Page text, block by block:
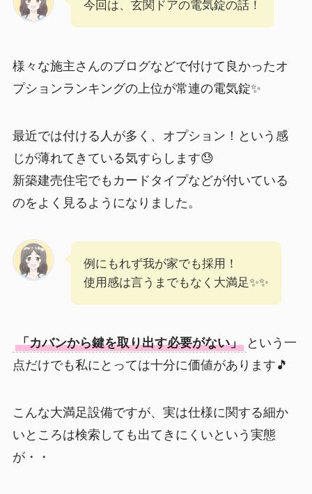
今回は、玄関ドアの電気錠の話！
様々な施主さんのブログなどで付けて良かったオ
プションランキングの上位が常連の電気錠✨
最近では付ける人が多く、オプション！という感
じが薄れてきている気すらします😓
新築建売住宅でもカードタイプなどが付いている
のをよく見るようになりました。
例にもれず我が家でも採用！
使用感は言うまでもなく大満足✨✨
「カバンから鍵を取り出す必要がない」 という一
点だけでも私にとっては十分に価値があります🎵
こんな大満足設備ですが、実は仕様に関する細か
いところは検索しても出てきにくいという実態
が・・